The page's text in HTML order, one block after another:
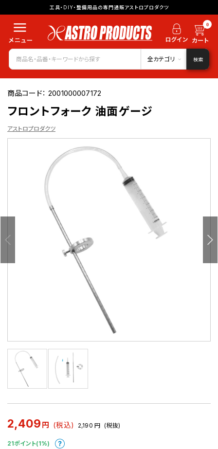
工具・DIY・整備用品の専門通販アストロプロダクツ
0
全カテゴリ 検索
商品コード：2001000007172
フロントフォーク 油面ゲージ
アストロプロダクツ
2,409 円 (税込) 2,190 円 (税抜)
21ポイント(1%)